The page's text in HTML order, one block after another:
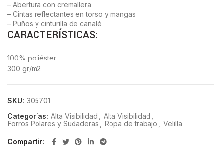
– Abertura con cremallera
– Cintas reflectantes en torso y mangas
– Puños y cinturilla de canalé
CARACTERÍSTICAS:
100% poliéster
300 gr/m2
SKU: 305701
Categorías: Alta Visibilidad Alta Visibilidad
Forros Polares y Sudaderas
Ropa de trabajo Velilla
Compartir